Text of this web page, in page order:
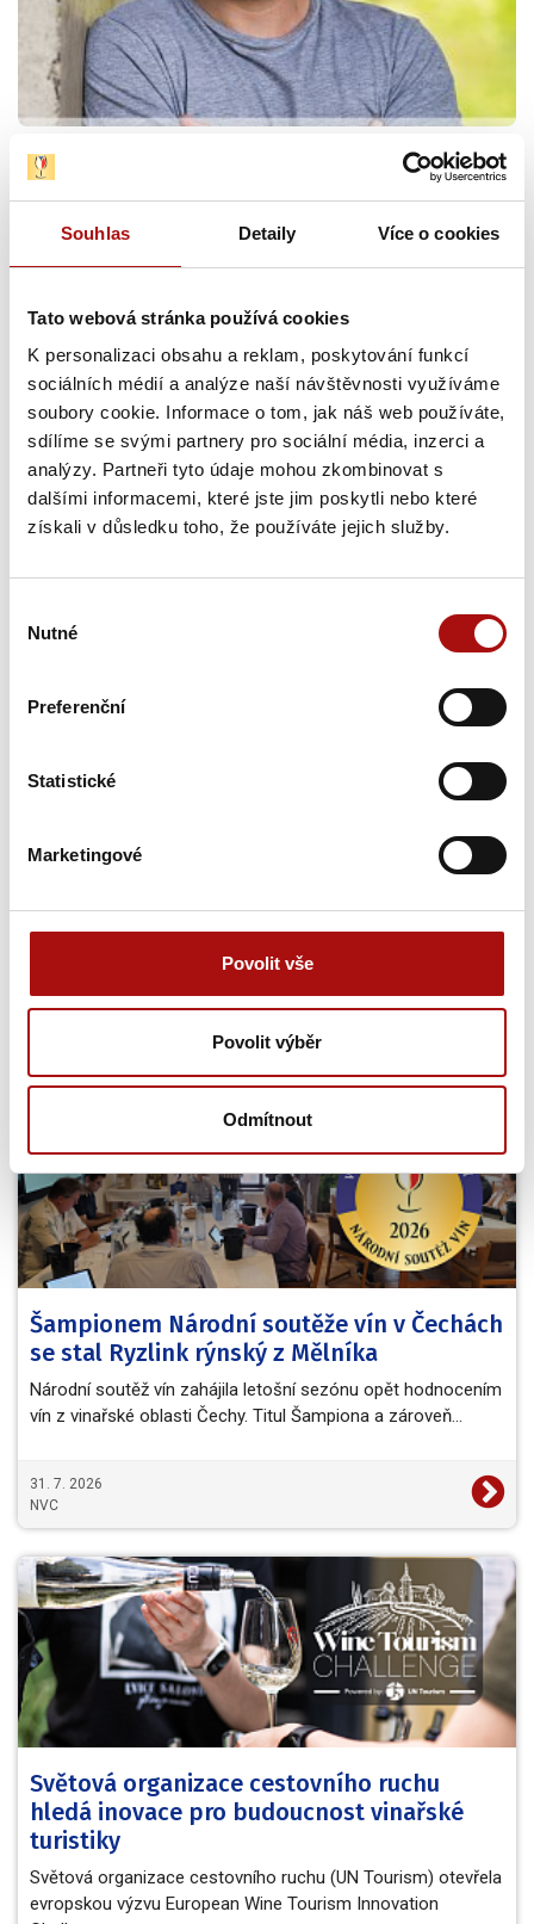
Souhlas Detaily Více o cookies
Tato webová stránka používá cookies
K personalizaci obsahu a reklam, poskytování funkcí
sociálních médií a analýze naší návštěvnosti využíváme
soubory cookie. Informace o tom, jak náš web používáte,
sdílíme se svými partnery pro sociální média, inzerci a
analýzy. Partneři tyto údaje mohou zkombinovat s
dalšími informacemi, které jste jim poskytli nebo které
získali v důsledku toho, že používáte jejich služby.
souhlasu
Nutné
Preferenční
Statistické
Marketingové
Povolit vše
Povolit výběr
Odmítnout
Novinky
Šampionem Národní soutěže vín v Čechách
se stal Ryzlink rýnský z Mělníka
Národní soutěž vín zahájila letošní sezónu opět hodnocením
vín z vinařské oblasti Čechy. Titul Šampiona a zároveň…
31. 7. 2026
NVC
Světová organizace cestovního ruchu
hledá inovace pro budoucnost vinařské
turistiky
Světová organizace cestovního ruchu (UN Tourism) otevřela
evropskou výzvu European Wine Tourism Innovation